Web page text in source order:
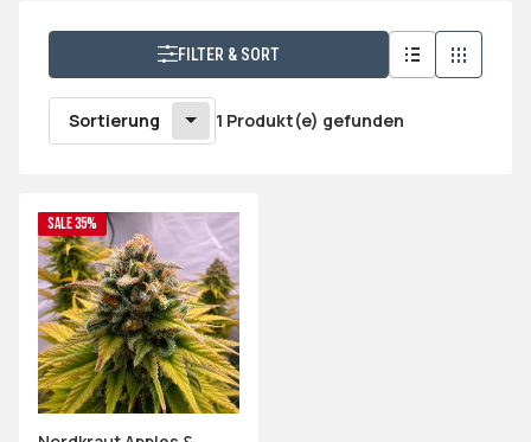
FILTER & SORT
Sortierung 1 Produkt(e) gefunden
SALE 35%